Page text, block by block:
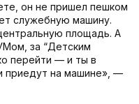
он не пришел пешком
служебную машину.
площадь. А
за “Детским
перейти — и ты в
приедут на машине», —